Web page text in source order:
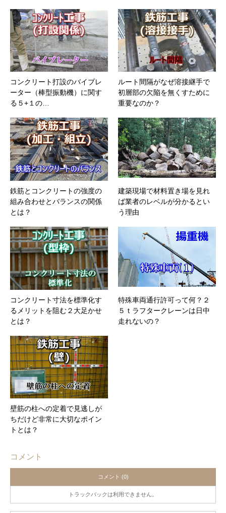
コンクリート打設のバイブレ
ーター（棒型振動機）に関す
る５+１の…
ルート間隔がなぜ溶接継手で
初層部の欠陥を無くすために
重要なのか？
鉄筋とコンクリートの強度の
組み合わせとバランスの関係
とは？
建築現場で材料置き場を見れ
ば業者のレベルが分かるとい
う理由
コンクリート寸法を標準化す
るメリットを阻む２大足かせ
とは？
特殊車両通行許可って何？２
５ｔラフタークレーンは日中
走れないの？
壁筋の柱への定着で見逃しが
ちだけど非常に大切なポイン
トとは？
コメント
コメント (0)
トラックバックは利用できません。